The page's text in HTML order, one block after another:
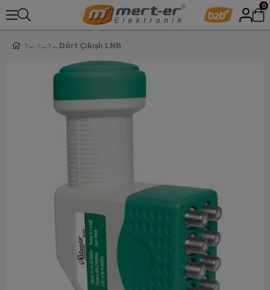
0
Dört Çıkışlı LNB